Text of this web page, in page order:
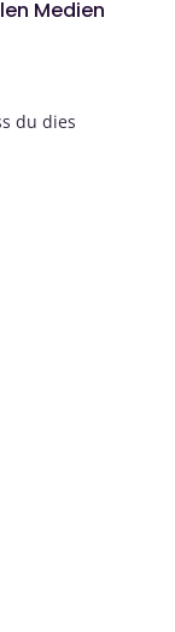
Medien
du dies